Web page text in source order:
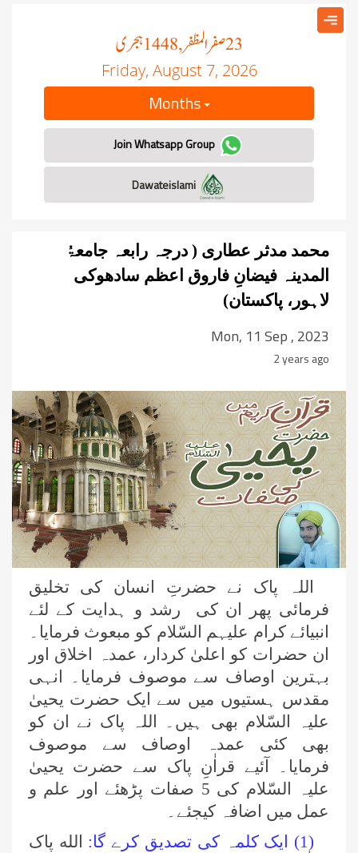
23صفر المظفر, 1448 ہجری
Friday, August 7, 2026
Months
Join Whatsapp Group
محمد مدثر عطاری ( درجہ رابعہ جامعۃُ
المدینہ فیضانِ فاروق اعظم سادھوکی
لاہور، پاکستان)
Mon, 11 Sep , 2023
2 years ago
اللہ پاک نے حضرتِ انسان کی تخلیق
فرمائی پھر ان کی رشد و ہدایت کے لئے
انبیائے کرام علیہم السّلام کو مبعوث فرمایا۔
ان حضرات کو اعلیٰ کردار، عمدہ اخلاق اور
بہترین اوصاف سے موصوف فرمایا۔ انہی
مقدس ہستیوں میں سے ایک حضرت یحییٰ
علیہ السّلام بھی ہیں۔ اللہ پاک نے ان کو
بھی کئی عمدہ اوصاف سے موصوف
فرمایا۔ آئیے قراٰنِ پاک سے حضرت یحییٰ
علیہ السّلام کی 5 صفات پڑھئے اور علم و
عمل میں اضافہ کیجئے۔
(1) ایک کلمہ کی تصدیق کرے گا:
الله پاک